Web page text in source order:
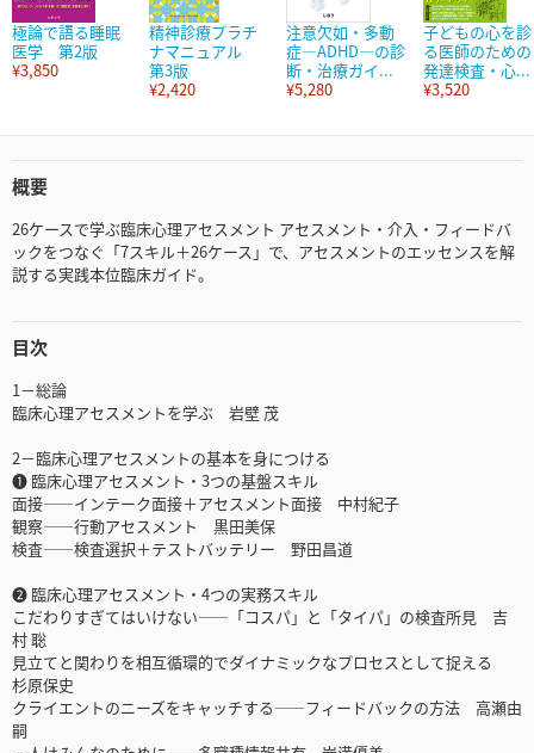
極論で語る睡眠
医学 第2版
¥3,850
精神診療プラチ
ナマニュアル
第3版
¥2,420
注意欠如・多動
症―ADHD―の診
断・治療ガイ...
¥5,280
子どもの心を診
る医師のための
発達検査・心...
¥3,520
概要
26ケースで学ぶ臨床心理アセスメント アセスメント・介入・フィードバ
ックをつなぐ「7スキル＋26ケース」で、アセスメントのエッセンスを解
説する実践本位臨床ガイド。
目次
1－総論
臨床心理アセスメントを学ぶ 岩壁 茂
2－臨床心理アセスメントの基本を身につける
❶ 臨床心理アセスメント・3つの基盤スキル
面接――インテーク面接＋アセスメント面接 中村紀子
観察――行動アセスメント 黒田美保
検査――検査選択＋テストバッテリー 野田昌道
❷ 臨床心理アセスメント・4つの実務スキル
こだわりすぎてはいけない――「コスパ」と「タイパ」の検査所見 吉
村 聡
見立てと関わりを相互循環的でダイナミックなプロセスとして捉える
杉原保史
クライエントのニーズをキャッチする――フィードバックの方法 高瀬由
嗣